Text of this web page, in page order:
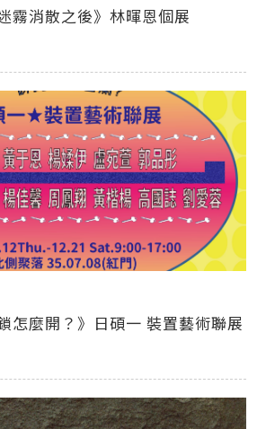
霧消散之後》林暉恩個展
怎麼開？》日碩一 裝置藝術聯展